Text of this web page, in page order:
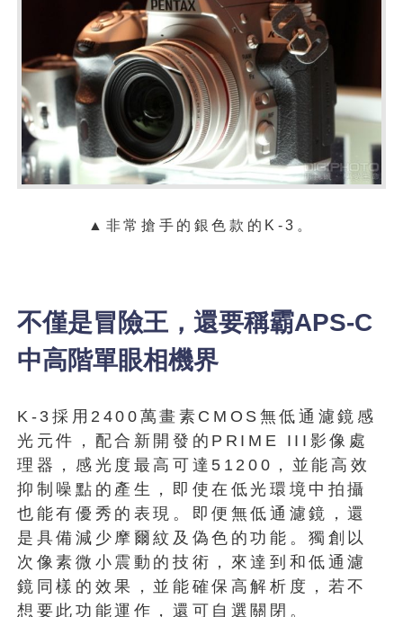
▲非常搶手的銀色款的K-3。
不僅是冒險王，還要稱霸APS-C
中高階單眼相機界
K-3採用2400萬畫素CMOS無低通濾鏡感
光元件，配合新開發的PRIME III影像處
理器，感光度最高可達51200，並能高效
抑制噪點的產生，即使在低光環境中拍攝
也能有優秀的表現。即便無低通濾鏡，還
是具備減少摩爾紋及偽色的功能。獨創以
次像素微小震動的技術，來達到和低通濾
鏡同樣的效果，並能確保高解析度，若不
想要此功能運作，還可自選關閉。